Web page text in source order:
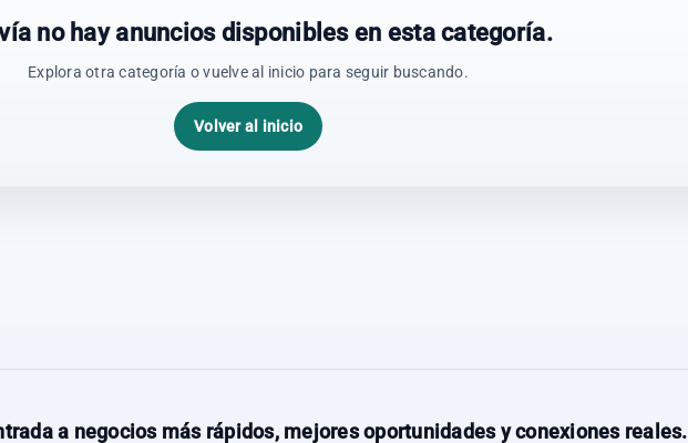
no hay anuncios disponibles en esta categoría.
Explora otra categoría o vuelve al inicio para seguir buscando.
Volver al inicio
a negocios más rápidos, mejores oportunidades y conexiones reales.